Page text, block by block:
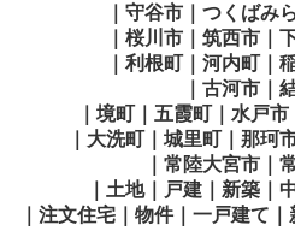
｜守谷市｜つくばみ
｜桜川市｜筑西市｜
｜利根町｜河内町｜
｜古河市｜
｜境町｜五霞町｜水戸市
｜大洗町｜城里町｜那珂
｜常陸大宮市｜
｜土地｜戸建｜新築｜
｜注文住宅｜物件｜一戸建て